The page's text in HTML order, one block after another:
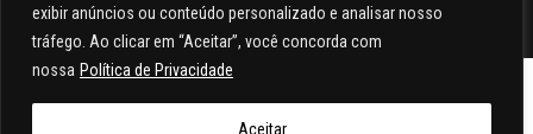
exibir anúncios ou conteúdo personalizado e analisar nosso
tráfego. Ao clicar em “Aceitar”, você concorda com
nossa Política de Privacidade
Aceitar
><(((º> 17